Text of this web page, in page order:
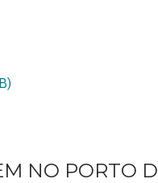
NO PORTO